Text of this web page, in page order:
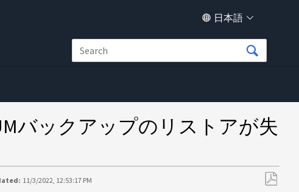
日本語
バックアップのリストアが失
11/3/2022, 12:53:17 PM